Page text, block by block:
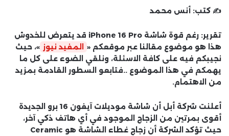
✍️ كتب: أنس محمد
تقرير: رغم قوة شاشة iPhone 16 Pro قد يتعرض للخدوش
هذا هو موضوع مقالنا عبر موقعكم «
المفيد نيوز »، حيث
نجيبكم فيه على كافة الاسئلة، ونلقي الضوء على كل ما
يهمكم في هذا الموضوع ..فتابعو السطور القادمة بمزيد
من الاهتمام.
أعلنت شركة أبل أن شاشة موديلات آيفون 16 برو الجديدة
أقوى بمرتين من الزجاج الموجود في أي هاتف ذكي آخر،
حيث تؤكد الشركة أن زجاج غطاء الشاشة هو Ceramic